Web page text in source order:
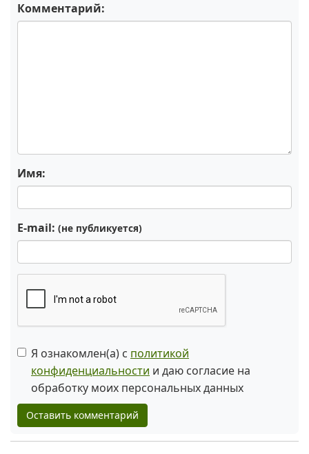
Комментарий:
Имя:
E-mail: (не публикуется)
Я ознакомлен(а) с политикой
конфиденциальности и даю согласие на
обработку моих персональных данных
Оставить комментарий